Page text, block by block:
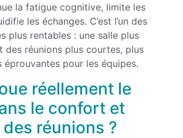
la fatigue cognitive, limite les
les échanges. C’est l’un des
plus rentables : une salle plus
des réunions plus courtes, plus
pour les équipes.
réellement le
le confort et
des réunions ?